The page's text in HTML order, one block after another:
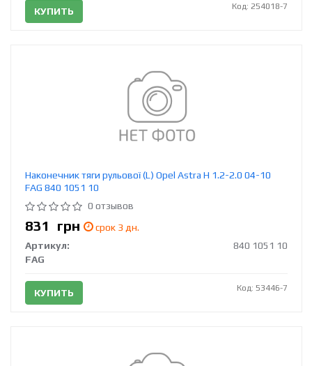
КУПИТЬ Код: 254018-7
Наконечник тяги рульової (L) Opel Astra H 1.2-2.0 04-10
FAG 840 1051 10
0 отзывов
831 грн
срок 3 дн.
Артикул:
840 1051 10
FAG
КУПИТЬ Код: 53446-7